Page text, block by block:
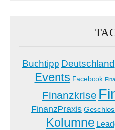
Buchtipp Deutschland
Events Facebook
Finanzkrise
FinanzPraxis
Kolumne